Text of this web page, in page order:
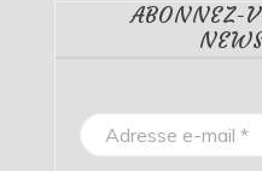
ABONNEZ-